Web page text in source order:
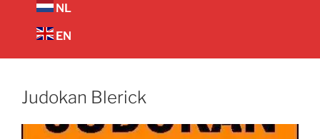
NL
EN
Judokan Blerick